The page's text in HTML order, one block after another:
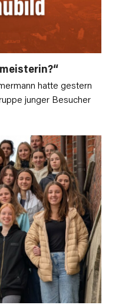
hatte gestern
junger Besucher